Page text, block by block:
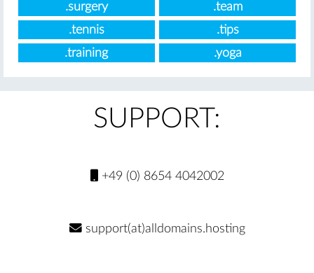
.surgery
.team
.tennis
.tips
.training
.yoga
SUPPORT:
+49 (0) 8654 4042002
support(at)alldomains.hosting